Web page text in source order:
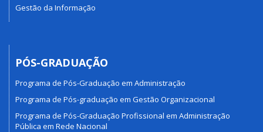
Gestão da Informação
PÓS-GRADUAÇÃO
Programa de Pós-Graduação em Administração
Programa de Pós-graduação em Gestão Organizacional
Programa de Pós-Graduação Profissional em Administração
Pública em Rede Nacional